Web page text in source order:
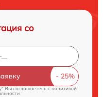
со
Вы соглашаетесь cполитикой